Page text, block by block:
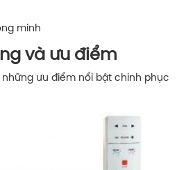
minh
và ưu điểm
ưu điểm nổi bật chinh phục